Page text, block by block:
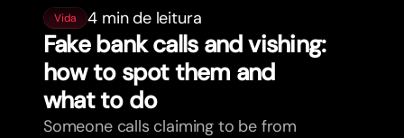
Vida 4 min de leitura
Fake bank calls and vishing:
how to spot them and
what to do
Someone calls claiming to be from